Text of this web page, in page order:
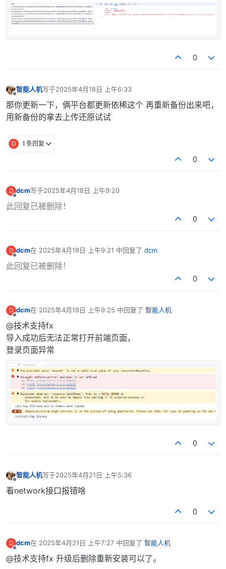
0
智能人机写于2025年4月18日 上午6:33
最后由 编辑
那你更新一下，俩平台都更新依稀这个 再重新备份出来吧，
用新备份的拿去上传还原试试
D 1 条回复
0
D
离线
dcm写于2025年4月18日 上午9:20
最后由 编辑
此回复已被删除！
0
D
离线
dcm在 2025年4月18日 上午9:21 中回复了 dcm
最后由 编辑
此回复已被删除！
0
D
离线
dcm在 2025年4月18日 上午9:25 中回复了 智能人机
最后由 编辑
@技术支持fx
导入成功后无法正常打开前端页面，
登录页面异常
0
智能人机写于2025年4月21日 上午5:36
最后由 编辑
看network接口报错啥
0
D dcm在 2025年4月21日 上午7:27 中回复了 智能人机
最后由 编辑
@技术支持fx 升级后删除重新安装可以了。